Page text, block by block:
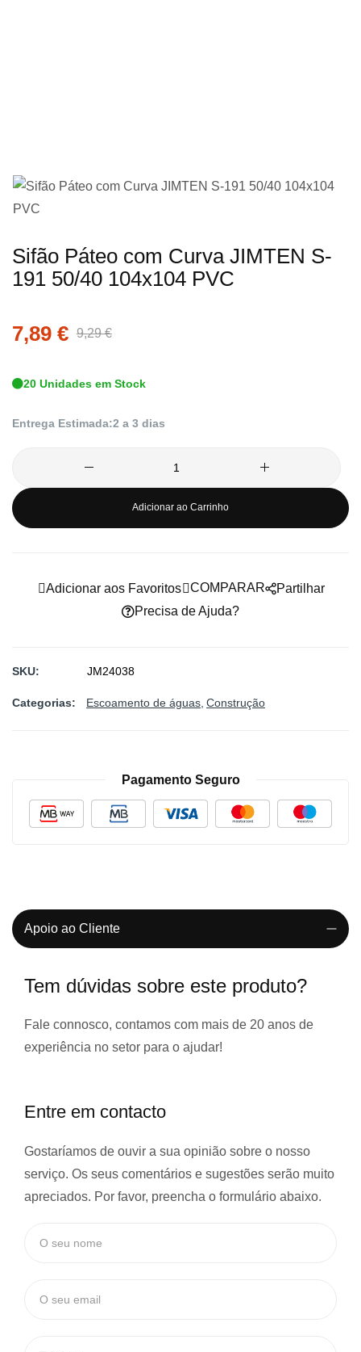
para
o
da
Sifão Páteo com Curva JIMTEN S-
191 50/40 104x104 PVC
7,89 € 9,29 €
20 Unidades em Stock
Entrega Estimada:2 a 3 dias
Adicionar ao Carrinho
Adicionar aos Favoritos
COMPARAR
Precisa de Ajuda?
Partilhar
SKU JM24038
Categorias: Escoamento de águas Construção
Pagamento Seguro
Apoio ao Cliente
Tem dúvidas sobre este produto?
Fale connosco, contamos com mais de 20 anos de
experiência no setor para o ajudar!
Entre em contacto
Gostaríamos de ouvir a sua opinião sobre o nosso
serviço. Os seus comentários e sugestões serão muito
apreciados. Por favor, preencha o formulário abaixo.